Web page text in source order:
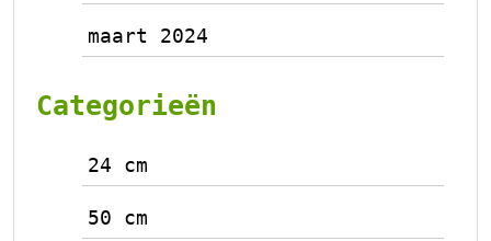
maart 2024
Categorieën
24 cm
50 cm